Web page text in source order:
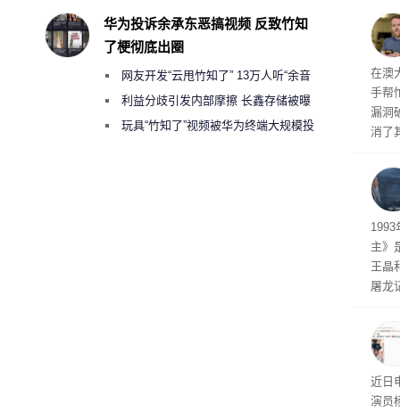
长轨
破
在澳
手帮
漏洞
消了
自
工智
1993
主》
王晶
屠龙
0后
近日
演员
华为投诉余承东恶搞视频 反致竹知
了梗彻底出圈
网友开发“云甩竹知了” 13万人听“余音
绕梁”利益分歧引发内部摩擦 长鑫存储被曝
曾将华为驻场工程师驱逐出研发基地
玩具“竹知了”视频被华为终端大规模投